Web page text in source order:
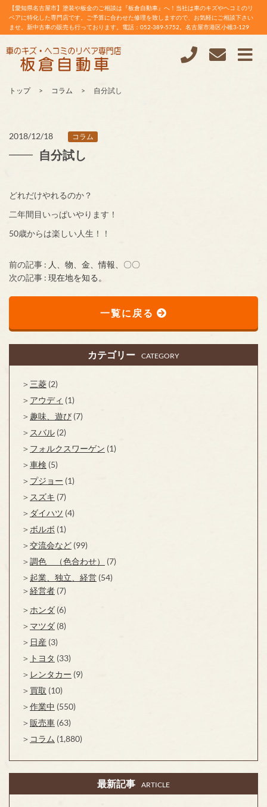
【愛知県名古屋市】塗装や板金のご相談は『板倉自動車』へ！当社は車のキズやヘコミのリ
ペアに特化した専門店です。ご予算に合わせた修理を致しますので、お気軽にご相談下さい
ませ。新中古車の販売も行っております。電話：052-389-5752。名古屋市港区小碓3-129
トップ コラム 自分試し
2018/12/18 コラム
自分試し
どれだけやれるのか？
二年間目いっぱいやります！
50歳からは楽しい人生！！
前の記事 : 人、物、金、情報、〇〇
次の記事 : 現在地を知る。
一覧に戻る
カテゴリー CATEGORY
三菱 (2)
アウディ (1)
趣味、遊び (7)
スバル (2)
フォルクスワーゲン (1)
車検 (5)
プジョー (1)
スズキ (7)
ダイハツ (4)
ボルボ (1)
交流会など (99)
調色 （色合わせ）
(7)
起業、独立、経営 (54)
経営者 (7)
ホンダ (6)
マツダ (8)
日産 (3)
トヨタ (33)
レンタカー (9)
買取 (10)
作業中 (550)
販売車 (63)
コラム (1,880)
最新記事 ARTICLE